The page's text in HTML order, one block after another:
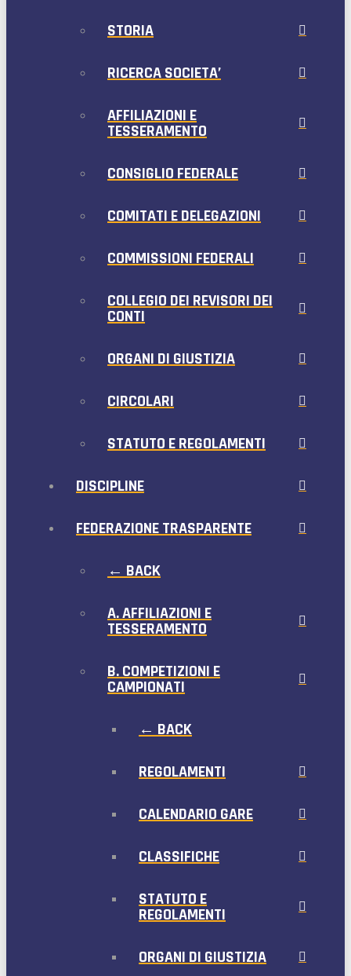
STORIA
RICERCA SOCIETA’
AFFILIAZIONI E
TESSERAMENTO
CONSIGLIO FEDERALE
COMITATI E DELEGAZIONI
COMMISSIONI FEDERALI
COLLEGIO DEI REVISORI DEI
CONTI
ORGANI DI GIUSTIZIA
CIRCOLARI
STATUTO E REGOLAMENTI
DISCIPLINE
FEDERAZIONE TRASPARENTE
← BACK
A. AFFILIAZIONI E
TESSERAMENTO
B. COMPETIZIONI E
CAMPIONATI
← BACK
REGOLAMENTI
CALENDARIO GARE
CLASSIFICHE
STATUTO E
REGOLAMENTI
ORGANI DI GIUSTIZIA